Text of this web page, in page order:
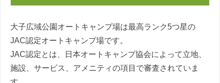
大子広域公園オートキャンプ場は最高ランク5つ星の
JAC認定オートキャンプ場です。
JAC認定とは、日本オートキャンプ協会によって立地、
施設、サービス、アメニティの項目で審査されていま